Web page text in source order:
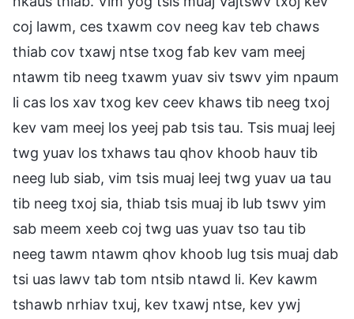
coj lawm, ces txawm cov neeg kav teb chaws
thiab cov txawj ntse txog fab kev vam meej
ntawm tib neeg txawm yuav siv tswv yim npaum
li cas los xav txog kev ceev khaws tib neeg txoj
kev vam meej los yeej pab tsis tau. Tsis muaj leej
twg yuav los txhaws tau qhov khoob hauv tib
neeg lub siab, vim tsis muaj leej twg yuav ua tau
tib neeg txoj sia, thiab tsis muaj ib lub tswv yim
sab meem xeeb coj twg uas yuav tso tau tib
neeg tawm ntawm qhov khoob lug tsis muaj dab
tsi uas lawv tab tom ntsib ntawd li. Kev kawm
tshawb nrhiav txuj, kev txawj ntse, kev ywj